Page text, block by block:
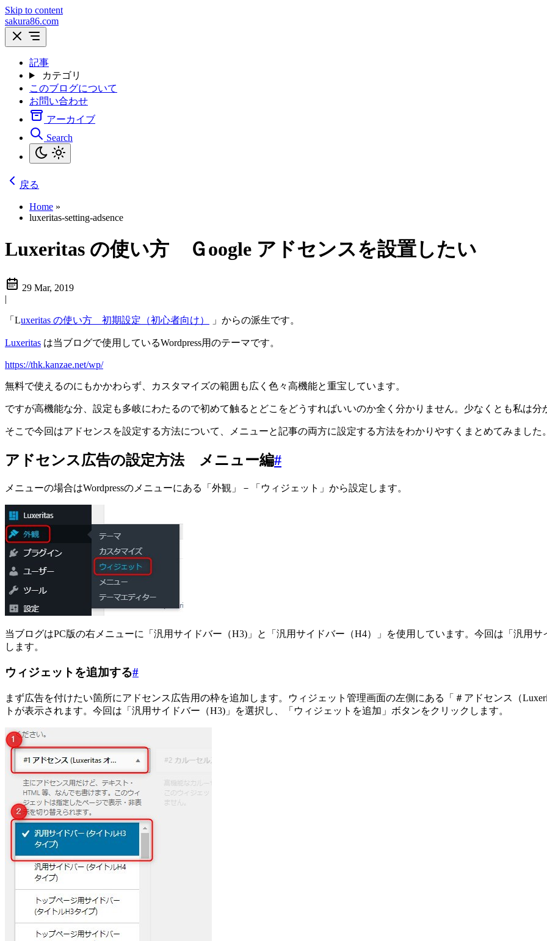
Skip to content
sakura86.com
記事
カテゴリ
このブログについて
お問い合わせ
アーカイブ
Search
戻る
Home »
luxeritas-setting-adsence
Luxeritas の使い方 Ｇoogle アドセンスを設置したい
29 Mar, 2019
|
「Luxeritas の使い方 初期設定（初心者向け） 」からの派生です。
Luxeritas は当ブログで使用しているWordpress用のテーマです。
https://thk.kanzae.net/wp/
無料で使えるのにもかかわらず、カスタマイズの範囲も広く色々高機能と重宝しています。
ですが高機能な分、設定も多岐にわたるので初めて触るとどこをどうすればいいのか全く分かりません。少なくとも私は分
そこで今回はアドセンスを設定する方法について、メニューと記事の両方に設定する方法をわかりやすくまとめてみました。
アドセンス広告の設定方法 メニュー編#
メニューの場合はWordpressのメニューにある「外観」－「ウィジェット」から設定します。
当ブログはPC版の右メニューに「汎用サイドバー（H3)」と「汎用サイドバー（H4）」を使用しています。今回は「汎用
します。
ウィジェットを追加する#
まず広告を付けたい箇所にアドセンス広告用の枠を追加します。ウィジェット管理画面の左側にある「＃アドセンス（
トが表示されます。今回は「汎用サイドバー（H3)」を選択し、「ウィジェットを追加」ボタンをクリックします。